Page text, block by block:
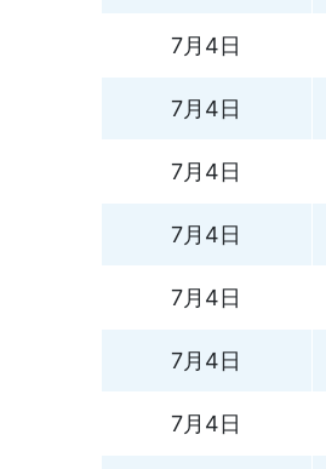
7月4日
7月4日
7月4日
7月4日
7月4日
7月4日
7月4日